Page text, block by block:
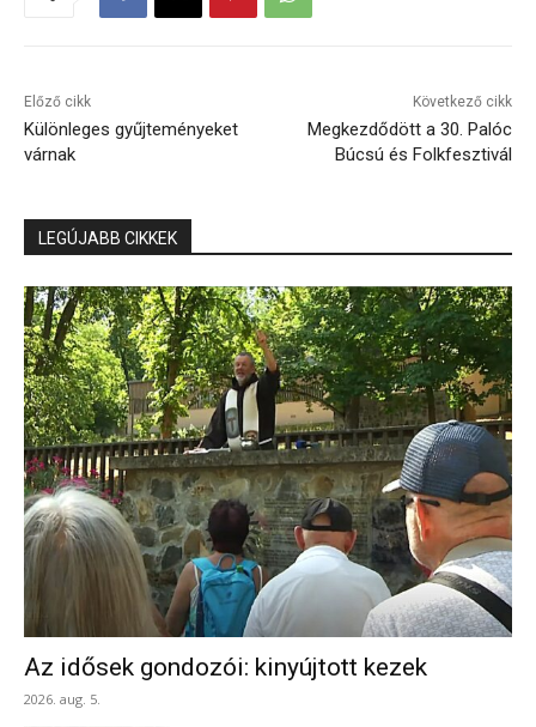
Előző cikk
Különleges gyűjteményeket
várnak
Következő cikk
Megkezdődött a 30. Palóc
Búcsú és Folkfesztivál
LEGÚJABB CIKKEK
Az idősek gondozói: kinyújtott kezek
2026. aug. 5.